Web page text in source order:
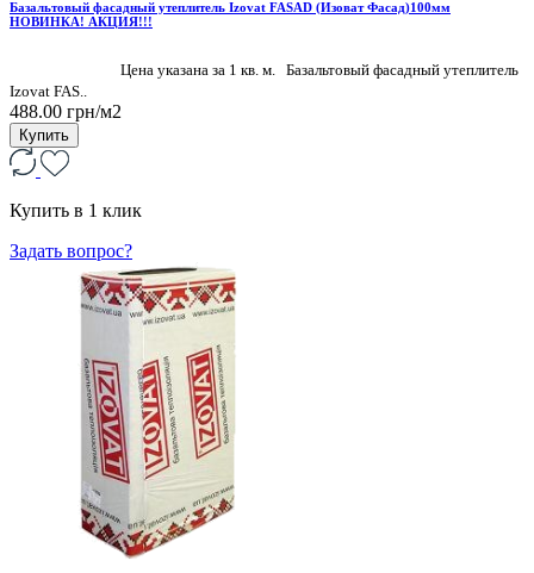
Базальтовый фасадный утеплитель Izovat FASAD (Изоват Фасад)100мм
НОВИНКА! АКЦИЯ!!!
Цена указана за 1 кв. м. Базальтовый фасадный утеплитель
Izovat FAS..
488.00 грн/м2
Купить
Купить в 1 клик
Задать вопрос?